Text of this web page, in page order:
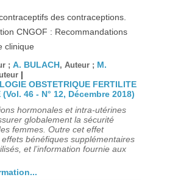
des contraceptions.
CNGOF : Recommandations
clinique
; A. BULACH, Auteur ; M.
|
OBSTETRIQUE FERTILITE
(Vol. 46 - N° 12, Décembre 2018)
hormonales et intra-utérines
globalement la sécurité
femmes. Outre cet effet
bénéfiques supplémentaires
et l’information fournie aux